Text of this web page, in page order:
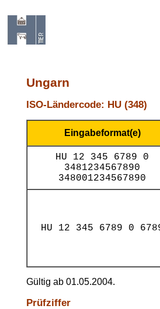
Ungarn
ISO-Ländercode: HU (348)
Eingabeformat(e)
HU 12 345 6789 0
3481234567890
348001234567890
HU 12 345 6789 0
Gültig ab 01.05.2004.
Prüfziffer